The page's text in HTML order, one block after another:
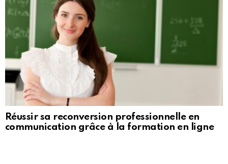
Réussir sa reconversion professionnelle en
communication grâce à la formation en ligne